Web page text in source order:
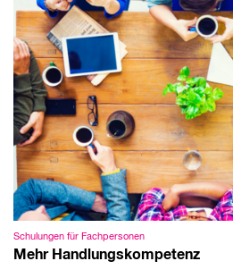
Schulungen für Fachpersonen
Mehr Handlungskompetenz